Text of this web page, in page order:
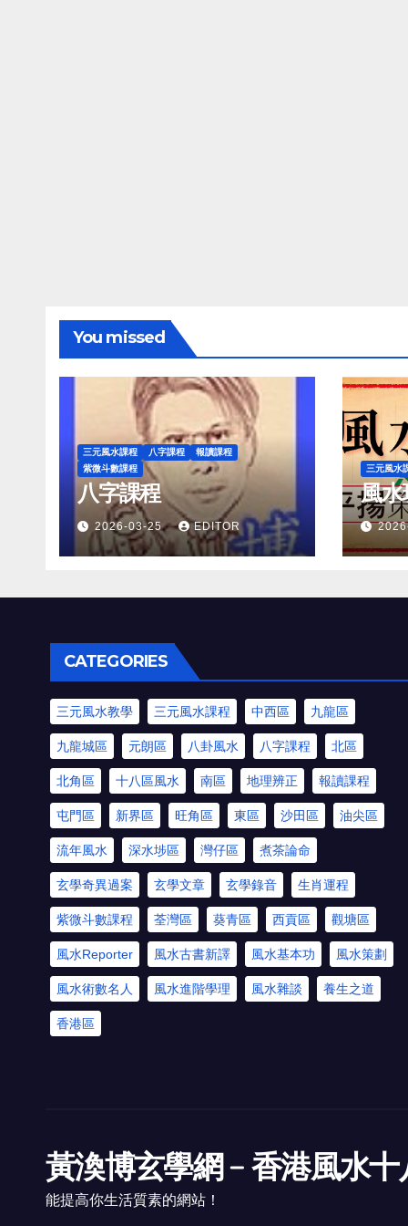
You missed
三元風水課程 八字課程
報讀課程
紫微斗數課程
八字課程
2026-03-25 EDITOR
三元風水
風水
CATEGORIES
三元風水教學 三元風水課程 中西區 九龍區
九龍城區 元朗區 八卦風水 八字課程 北區
北角區 十八區風水 南區 地理辨正 報讀課程
屯門區 新界區 旺角區 東區 沙田區 油尖區
流年風水 深水埗區 灣仔區 煮茶論命
玄學奇異過案 玄學文章 玄學錄音 生肖運程
紫微斗數課程 荃灣區 葵青區 西貢區 觀塘區
風水Reporter 風水古書新譯 風水基本功 風水策劃
風水術數名人 風水進階學理 風水雜談 養生之道
香港區
黃渙博玄學網﹣香港風水十
能提高你生活質素的網站！